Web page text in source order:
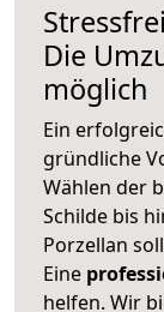
Die
möglich
Ein
gründliche
Wählen der
Schilde bis
Porzellan
Eine
helfen. Wir